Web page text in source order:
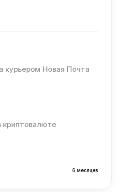
курьером Новая Почта
криптовалюте
6 месяцев